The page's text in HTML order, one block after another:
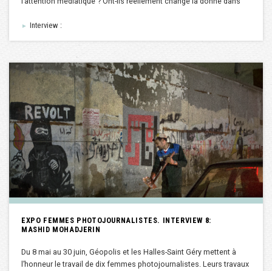
► Interview :
EXPO FEMMES PHOTOJOURNALISTES. INTERVIEW 8:
MASHID MOHADJERIN
Du 8 mai au 30 juin, Géopolis et les Halles-Saint Géry mettent à
l’honneur le travail de dix femmes photojournalistes. Leurs travaux